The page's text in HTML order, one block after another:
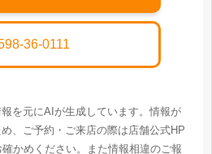
36-0111
を元にAIが生成しています。情報が
、ご予約・ご来店の際は店舗公式HP
かめください。また情報相違のご報